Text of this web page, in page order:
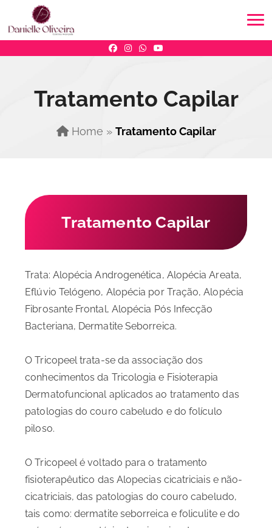
Tratamento Capilar
Home » Tratamento Capilar
Tratamento Capilar
Trata: Alopécia Androgenética, Alopécia Areata,
Eflúvio Telógeno, Alopécia por Tração, Alopécia
Fibrosante Frontal, Alopécia Pós Infecção
Bacteriana, Dermatite Seborreica.
O Tricopeel trata-se da associação dos
conhecimentos da Tricologia e Fisioterapia
Dermatofuncional aplicados ao tratamento das
patologias do couro cabeludo e do folículo
piloso.
O Tricopeel é voltado para o tratamento
fisioterapêutico das Alopecias cicatriciais e não-
cicatriciais, das patologias do couro cabeludo,
tais como: dermatite seborreica e foliculite e do